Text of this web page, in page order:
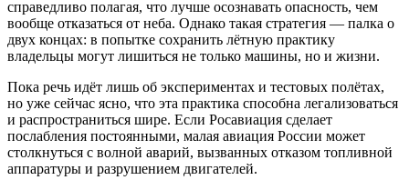
справедливо полагая, что лучше осознавать опасность, чем
вообще отказаться от неба. Однако такая стратегия — палка о
двух концах: в попытке сохранить лётную практику
владельцы могут лишиться не только машины, но и жизни.
Пока речь идёт лишь об экспериментах и тестовых полётах,
но уже сейчас ясно, что эта практика способна легализоваться
и распространиться шире. Если Росавиация сделает
послабления постоянными, малая авиация России может
столкнуться с волной аварий, вызванных отказом топливной
аппаратуры и разрушением двигателей.